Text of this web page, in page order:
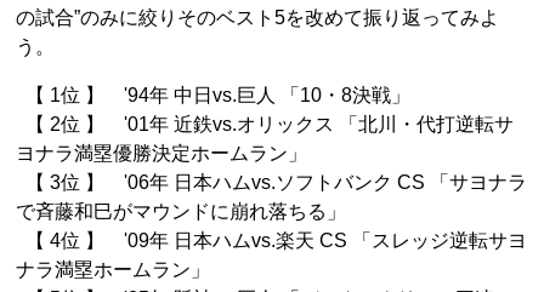
の試合”のみに絞りそのベスト5を改めて振り返ってみよ
う。
【 1位 】 '94年 中日vs.巨人 「10・8決戦」
【 2位 】 '01年 近鉄vs.オリックス 「北川・代打逆転サ
ヨナラ満塁優勝決定ホームラン」
【 3位 】 '06年 日本ハムvs.ソフトバンク CS 「サヨナラ
で斉藤和巳がマウンドに崩れ落ちる」
【 4位 】 '09年 日本ハムvs.楽天 CS 「スレッジ逆転サヨ
ナラ満塁ホームラン」